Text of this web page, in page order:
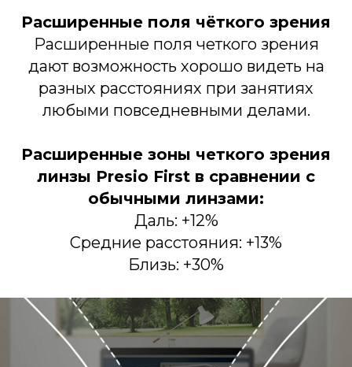
Расширенные поля чёткого зрения
Расширенные поля четкого зрения
дают возможность хорошо видеть на
разных расстояниях при занятиях
любыми повседневными делами.
Расширенные зоны четкого зрения
линзы Presio First в сравнении с
обычными линзами:
Даль: +12%
Средние расстояния: +13%
Близь: +30%